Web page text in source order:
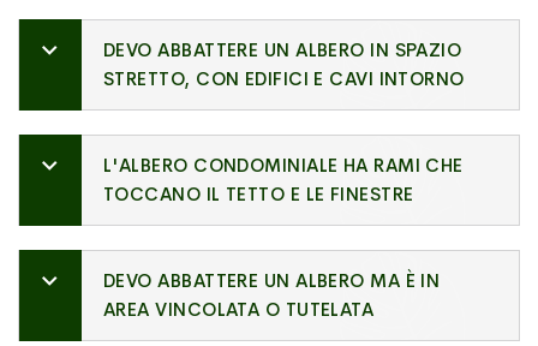
DEVO ABBATTERE UN ALBERO IN SPAZIO
STRETTO, CON EDIFICI E CAVI INTORNO
L'ALBERO CONDOMINIALE HA RAMI CHE
TOCCANO IL TETTO E LE FINESTRE
DEVO ABBATTERE UN ALBERO MA È IN
AREA VINCOLATA O TUTELATA